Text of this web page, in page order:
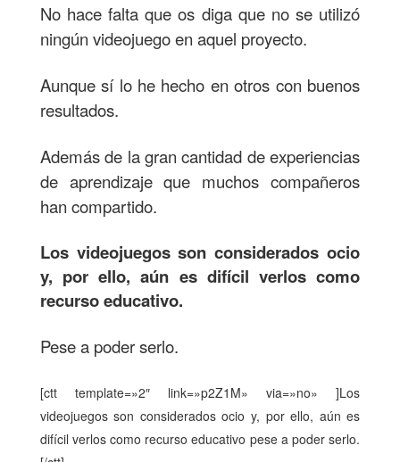
No hace falta que os diga que no se utilizó
ningún videojuego en aquel proyecto.
Aunque sí lo he hecho en otros con buenos
resultados.
Además de la gran cantidad de experiencias
de aprendizaje que muchos compañeros
han compartido.
Los videojuegos son considerados ocio
y, por ello, aún es difícil verlos como
recurso educativo.
Pese a poder serlo.
[ctt template=»2″ link=»p2Z1M» via=»no» ]Los
videojuegos son considerados ocio y, por ello, aún es
difícil verlos como recurso educativo pese a poder serlo.